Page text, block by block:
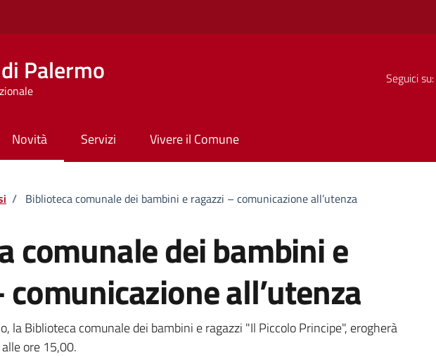
Palermo Seguici su:
Novità Servizi Vivere il Comune
/ Biblioteca comunale dei bambini e ragazzi – comunicazione all’utenza
comunale dei bambini e
all’utenza
notizia
la Biblioteca comunale dei bambini e ragazzi "Il Piccolo Principe", erogherà
ore 15,00.